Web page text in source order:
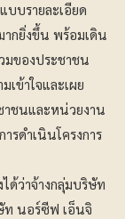
บบรายละเอียด
ากยิ่งขึ้น พร้อมเดิน
มของประชาชน
เข้าใจและเผย
ชนและหน่วยงาน
รดำเนินโครงการ
ได้ว่าจ้างกลุ่มบริษัท
ท นอร์ซีฟ เอ็นจิ